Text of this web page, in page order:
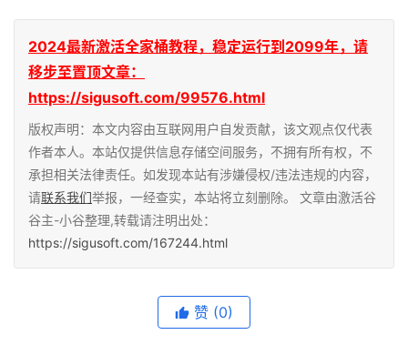
2024最新激活全家桶教程，稳定运行到2099年，请
移步至置顶文章：
https://sigusoft.com/99576.html
版权声明：本文内容由互联网用户自发贡献，该文观点仅代表
作者本人。本站仅提供信息存储空间服务，不拥有所有权，不
承担相关法律责任。如发现本站有涉嫌侵权/违法违规的内容，
请联系我们举报，一经查实，本站将立刻删除。 文章由激活谷
谷主-小谷整理,转载请注明出处：
https://sigusoft.com/167244.html
赞 (0)